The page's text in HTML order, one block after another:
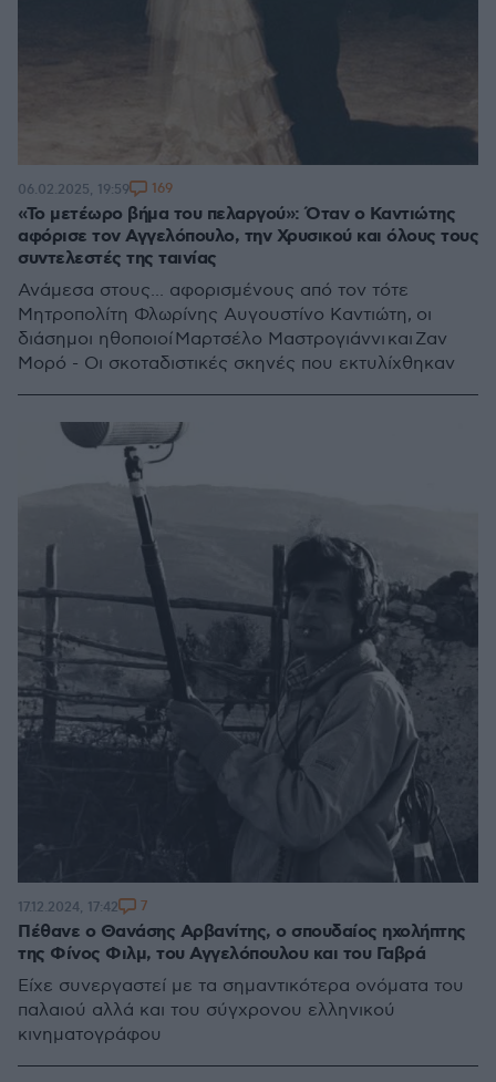
«Το μετέωρο βήμα του πελαργού»: Όταν ο Καντιώτης
αφόρισε τον Αγγελόπουλο, την Χρυσικού και όλους τους
συντελεστές της ταινίας
Ανάμεσα στους... αφορισμένους από τον τότε
Μητροπολίτη Φλωρίνης Αυγουστίνο Καντιώτη, οι
διάσημοι ηθοποιοί Μαρτσέλο Μαστρογιάννι και Ζαν
Μορό - Οι σκοταδιστικές σκηνές που εκτυλίχθηκαν
06.02.2025, 19:59 169
Πέθανε ο Θανάσης Αρβανίτης, ο σπουδαίος ηχολήπτης
της Φίνος Φιλμ, του Αγγελόπουλου και του Γαβρά
Είχε συνεργαστεί με τα σημαντικότερα ονόματα του
παλαιού αλλά και του σύγχρονου ελληνικού
κινηματογράφου
17.12.2024, 17:42 7